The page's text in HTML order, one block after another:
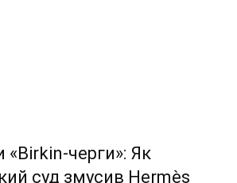
«Birkin-черги»: Як
суд змусив Hermès